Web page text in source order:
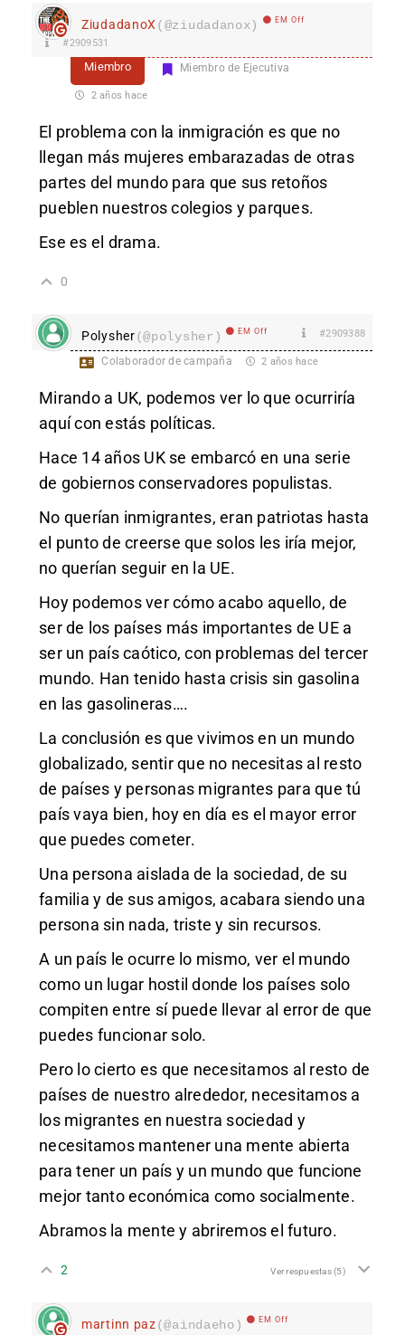
ZiudadanoX (@ziudadanox) EM Off
#2909531
Miembro Miembro de Ejecutiva
2 años hace
El problema con la inmigración es que no
llegan más mujeres embarazadas de otras
partes del mundo para que sus retoños
pueblen nuestros colegios y parques.
Ese es el drama.
0
Polysher(@polysher) EM Off #2909388
Colaborador de campaña 2 años hace
Mirando a UK, podemos ver lo que ocurriría
aquí con estás políticas.
Hace 14 años UK se embarcó en una serie
de gobiernos conservadores populistas.
No querían inmigrantes, eran patriotas hasta
el punto de creerse que solos les iría mejor,
no querían seguir en la UE.
Hoy podemos ver cómo acabo aquello, de
ser de los países más importantes de UE a
ser un país caótico, con problemas del tercer
mundo. Han tenido hasta crisis sin gasolina
en las gasolineras….
La conclusión es que vivimos en un mundo
globalizado, sentir que no necesitas al resto
de países y personas migrantes para que tú
país vaya bien, hoy en día es el mayor error
que puedes cometer.
Una persona aislada de la sociedad, de su
familia y de sus amigos, acabara siendo una
persona sin nada, triste y sin recursos.
A un país le ocurre lo mismo, ver el mundo
como un lugar hostil donde los países solo
compiten entre sí puede llevar al error de que
puedes funcionar solo.
Pero lo cierto es que necesitamos al resto de
países de nuestro alrededor, necesitamos a
los migrantes en nuestra sociedad y
necesitamos mantener una mente abierta
para tener un país y un mundo que funcione
mejor tanto económica como socialmente.
Abramos la mente y abriremos el futuro.
2 Ver respuestas(5)
martinn paz(@aindaeho) EM Off